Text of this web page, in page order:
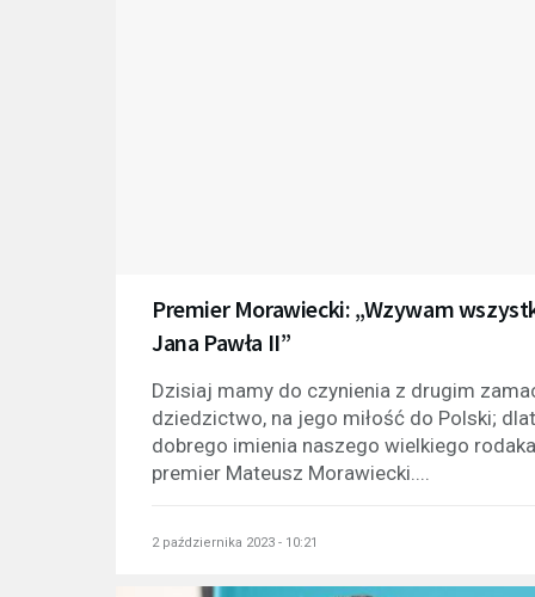
Premier Morawiecki: „Wzywam
Jana Pawła II”
Dzisiaj mamy do czynienia z drugim
dziedzictwo, na jego miłość do Polski;
dobrego imienia naszego wielkiego
premier Mateusz Morawiecki....
2 października 2023 - 10:21